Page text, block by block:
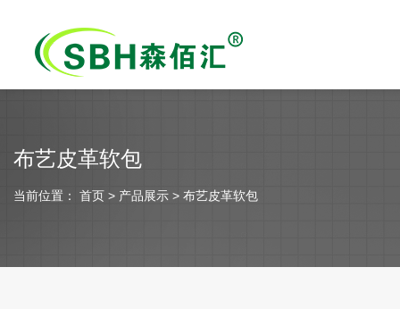
布艺皮革软包
当前位置： 首页 > 产品展示 > 布艺皮革软包